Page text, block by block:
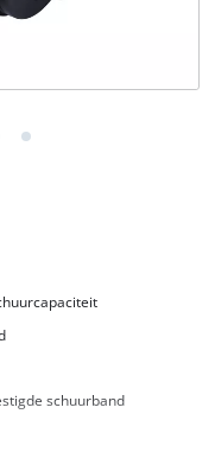
schuurband